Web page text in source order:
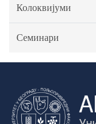
Колоквијуми
Семинари